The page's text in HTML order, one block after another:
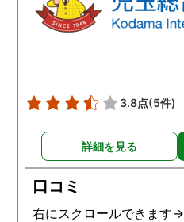
3.8点(5件)
詳細を見る
口コミ
右にスクロールできます→